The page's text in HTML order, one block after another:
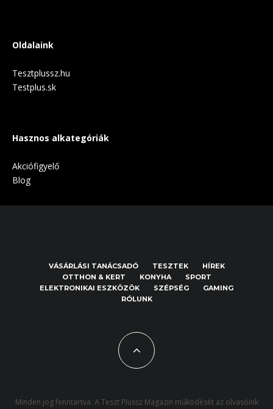
Oldalaink
Tesztplussz.hu
Testplus.sk
Hasznos alkategóriák
Akciófigyelő
Blog
VÁSÁRLÁSI TANÁCSADÓ TESZTEK
HÍREK
OTTHON & KERT
KONYHA
SPORT
ELEKTRONIKAI ESZKÖZÖK
SZÉPSÉG
GAMING
RÓLUNK
Minden jog fenntartva. A Teszt Plussz Magazin működését az olvasóink